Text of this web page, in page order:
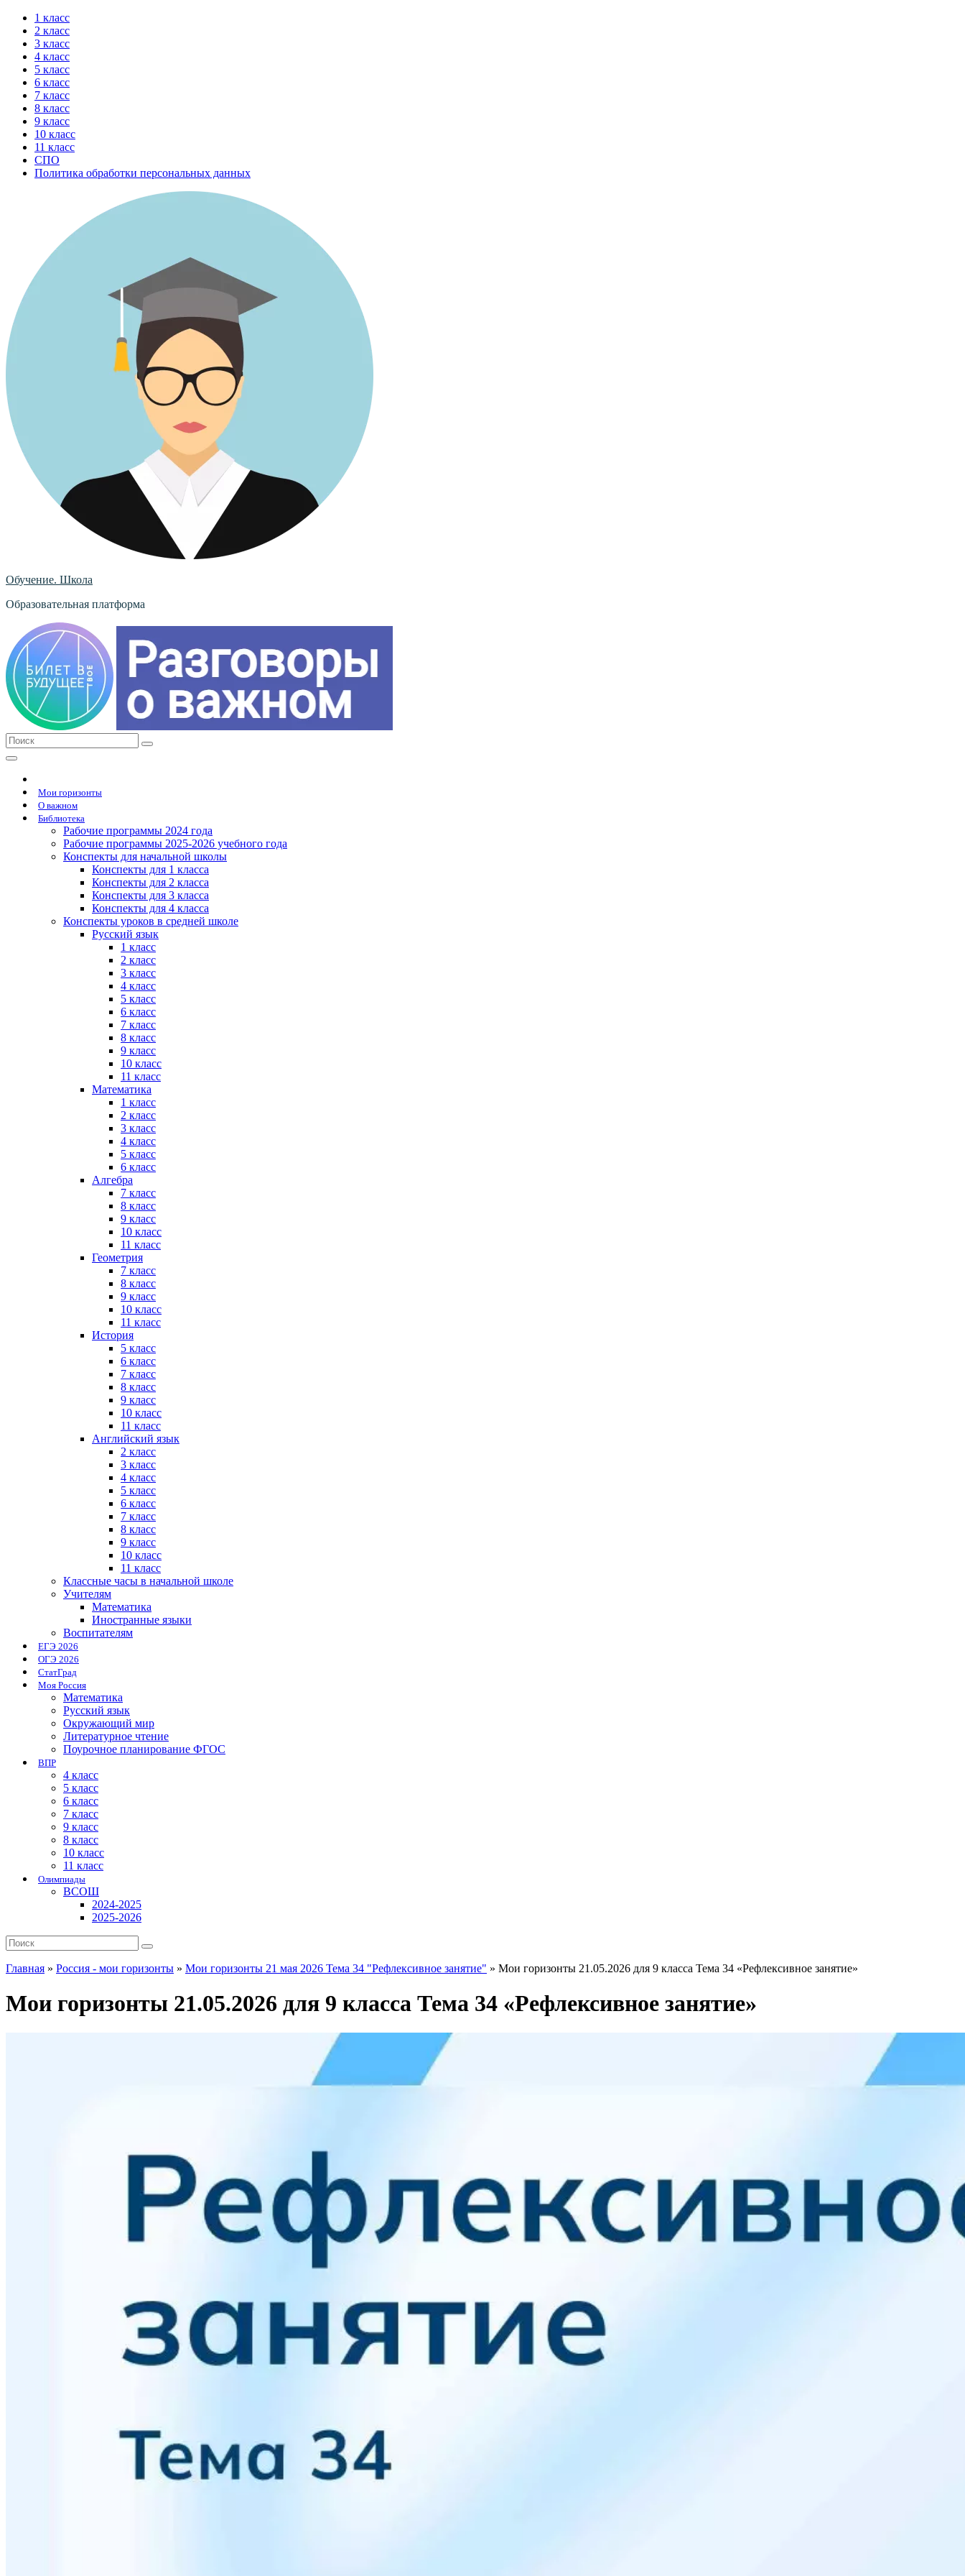
Перейти
содержимому
1 класс
2 класс
3 класс
4 класс
5 класс
6 класс
7 класс
8 класс
9 класс
10 класс
11 класс
СПО
Политика обработки персональных данных
Обучение. Школа
Образовательная платформа
Мои горизонты
О важном
Библиотека
Рабочие программы 2024 года
Рабочие программы 2025-2026 учебного года
Конспекты для начальной школы
Конспекты для 1 класса
Конспекты для 2 класса
Конспекты для 3 класса
Конспекты для 4 класса
Конспекты уроков в средней школе
Русский язык
1 класс
2 класс
3 класс
4 класс
5 класс
6 класс
7 класс
8 класс
9 класс
10 класс
11 класс
Математика
1 класс
2 класс
3 класс
4 класс
5 класс
6 класс
Алгебра
7 класс
8 класс
9 класс
10 класс
11 класс
Геометрия
7 класс
8 класс
9 класс
10 класс
11 класс
История
5 класс
6 класс
7 класс
8 класс
9 класс
10 класс
11 класс
Английский язык
2 класс
3 класс
4 класс
5 класс
6 класс
7 класс
8 класс
9 класс
10 класс
11 класс
Классные часы в начальной школе
Учителям
Математика
Иностранные языки
Воспитателям
ЕГЭ 2026
ОГЭ 2026
СтатГрад
Моя Россия
Математика
Русский язык
Окружающий мир
Литературное чтение
Поурочное планирование ФГОС
ВПР
4 класс
5 класс
6 класс
7 класс
9 класс
8 класс
10 класс
11 класс
Олимпиады
ВСОШ
2024-2025
2025-2026
Главная » Россия - мои горизонты » Мои горизонты 21 мая 2026 Тема 34 "Рефлексивное занятие" » Мои горизонты 21.05.2026 для 9 класса Тема 34 «Рефлексивное занятие»
Мои горизонты 21.05.2026 для 9 класса Тема 34 «Рефлексивное занятие»